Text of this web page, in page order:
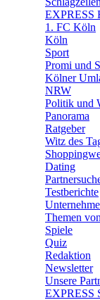
EXPRESS
1. FC Köln
Köln
Sport
Promi und
Kölner
NRW
Politik und
Panorama
Ratgeber
Witz des
Dating
Testberichte
Themen
Spiele
Quiz
Redaktion
Newsletter
Unsere
EXPRESS